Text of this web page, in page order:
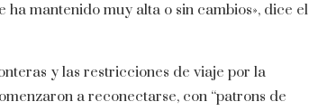
mantenido muy alta o sin cambios», dice el
y las restricciones de viaje por la
a reconectarse, con “patrons de